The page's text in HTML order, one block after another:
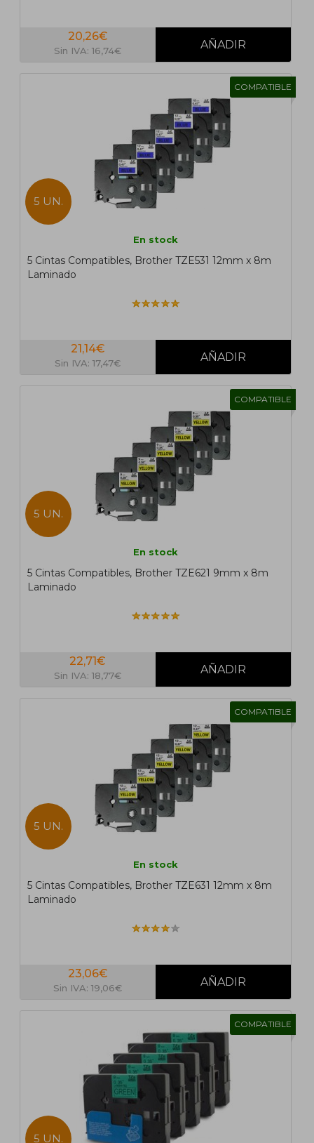
20,26€
Sin IVA: 16,74€
COMPATIBLE
5 UN.
En stock
5 Cintas Compatibles, Brother TZE531 12mm x 8m
Laminado
21,14€
Sin IVA: 17,47€
COMPATIBLE
5 UN.
En stock
5 Cintas Compatibles, Brother TZE621 9mm x 8m
Laminado
22,71€
Sin IVA: 18,77€
COMPATIBLE
5 UN.
En stock
5 Cintas Compatibles, Brother TZE631 12mm x 8m
Laminado
23,06€
Sin IVA: 19,06€
COMPATIBLE
5 UN.